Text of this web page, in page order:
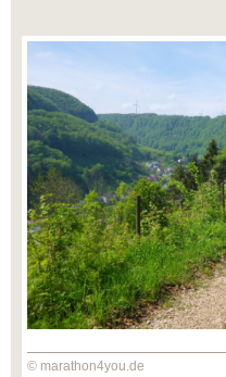
© marathon4you.de